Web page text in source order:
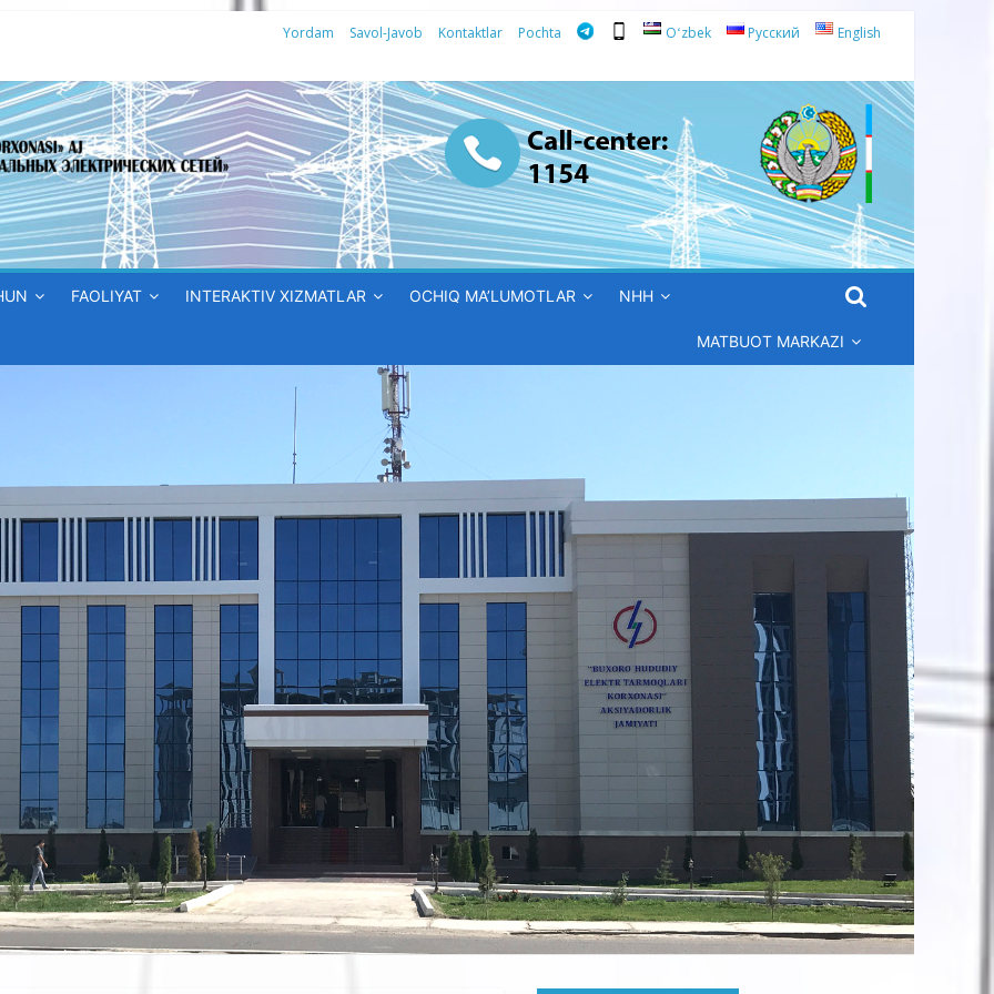
Yordam Savol-Javob Kontaktlar Pochta Oʻzbek Русский English
FAOLIYAT INTERAKTIV XIZMATLAR OCHIQ MA’LUMOTLAR NHH
MATBUOT MARKAZI